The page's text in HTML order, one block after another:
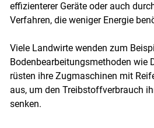
Skip to main
effizienterer Geräte oder auch
Verfahren, die weniger Energie
Viele Landwirte wenden zum
Bodenbearbeitungsmethoden wie
rüsten ihre Zugmaschinen mit
aus, um den Treibstoffverbrauch
senken.